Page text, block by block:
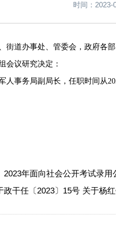
时间：
街道办事处、管委会，政府各
议研究决定：
事务局副局长，任职时间从
2023年面向社会公开考试录
政干任〔2023〕15号 关于杨